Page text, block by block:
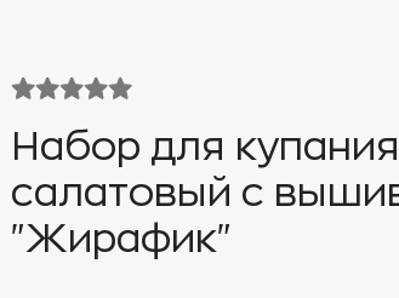
Набор для купания
салатовый с
"Жирафик"